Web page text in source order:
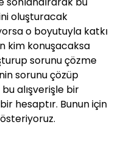
oluşturacak
o boyutuyla katkı
kim konuşacaksa
sorunu çözme
sorunu çözüp
alışverişle bir
hesaptır. Bunun için